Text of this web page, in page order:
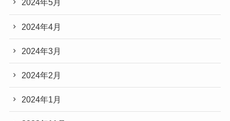
2024年5月
2024年4月
2024年3月
2024年2月
2024年1月